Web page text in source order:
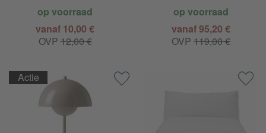
op voorraad
vanaf 10,00 €
OVP12,00 €
op voorraad
vanaf 95,20 €
OVP 119,00 €
Actie